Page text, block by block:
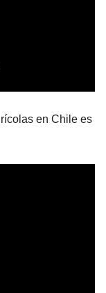
en Chile es